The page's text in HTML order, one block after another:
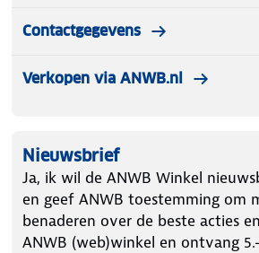
Contactgegevens
Verkopen via ANWB.nl
Nieuwsbrief
Ja, ik wil de ANWB Winkel
en geef ANWB toestemming om
benaderen over de beste acties
ANWB (web)winkel en ontvang